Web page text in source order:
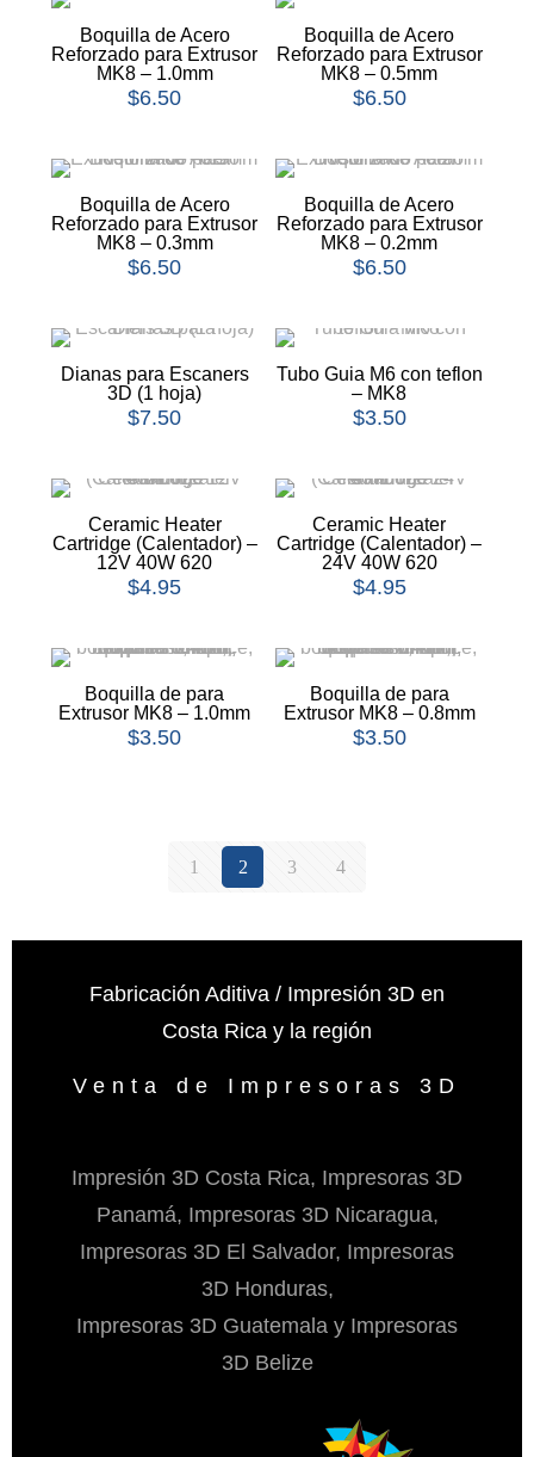
Boquilla de Acero
Reforzado para Extrusor
MK8 – 1.0mm
$6.50
Boquilla de Acero
Reforzado para Extrusor
MK8 – 0.5mm
$6.50
Boquilla de Acero
Reforzado para Extrusor
MK8 – 0.3mm
$6.50
Boquilla de Acero
Reforzado para Extrusor
MK8 – 0.2mm
$6.50
Dianas para Escaners
3D (1 hoja)
$7.50
Tubo Guia M6 con teflon
– MK8
$3.50
Ceramic Heater
Cartridge (Calentador) –
12V 40W 620
$4.95
Ceramic Heater
Cartridge (Calentador) –
24V 40W 620
$4.95
Boquilla de para
Extrusor MK8 – 1.0mm
$3.50
Boquilla de para
Extrusor MK8 – 0.8mm
$3.50
1 2 3 4
Fabricación Aditiva / Impresión 3D en
Costa Rica y la región
Venta de Impresoras 3D
Impresión 3D Costa Rica, Impresoras 3D
Panamá, Impresoras 3D Nicaragua,
Impresoras 3D El Salvador, Impresoras
3D Honduras,
Impresoras 3D Guatemala y Impresoras
3D Belize